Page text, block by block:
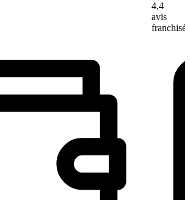
4,4
avis
franchisé